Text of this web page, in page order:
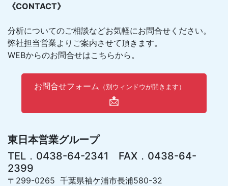
《CONTACT》
分析についてのご相談などお気軽にお問合せください。
弊社担当営業よりご案内させて頂きます。
WEBからのお問合せはこちらから。
お問合せフォーム （別ウィンドウが開きます）
📩
東日本営業グループ
TEL．0438-64-2341 FAX．0438-64-
2399
〒299-0265 千葉県袖ケ浦市長浦580-32